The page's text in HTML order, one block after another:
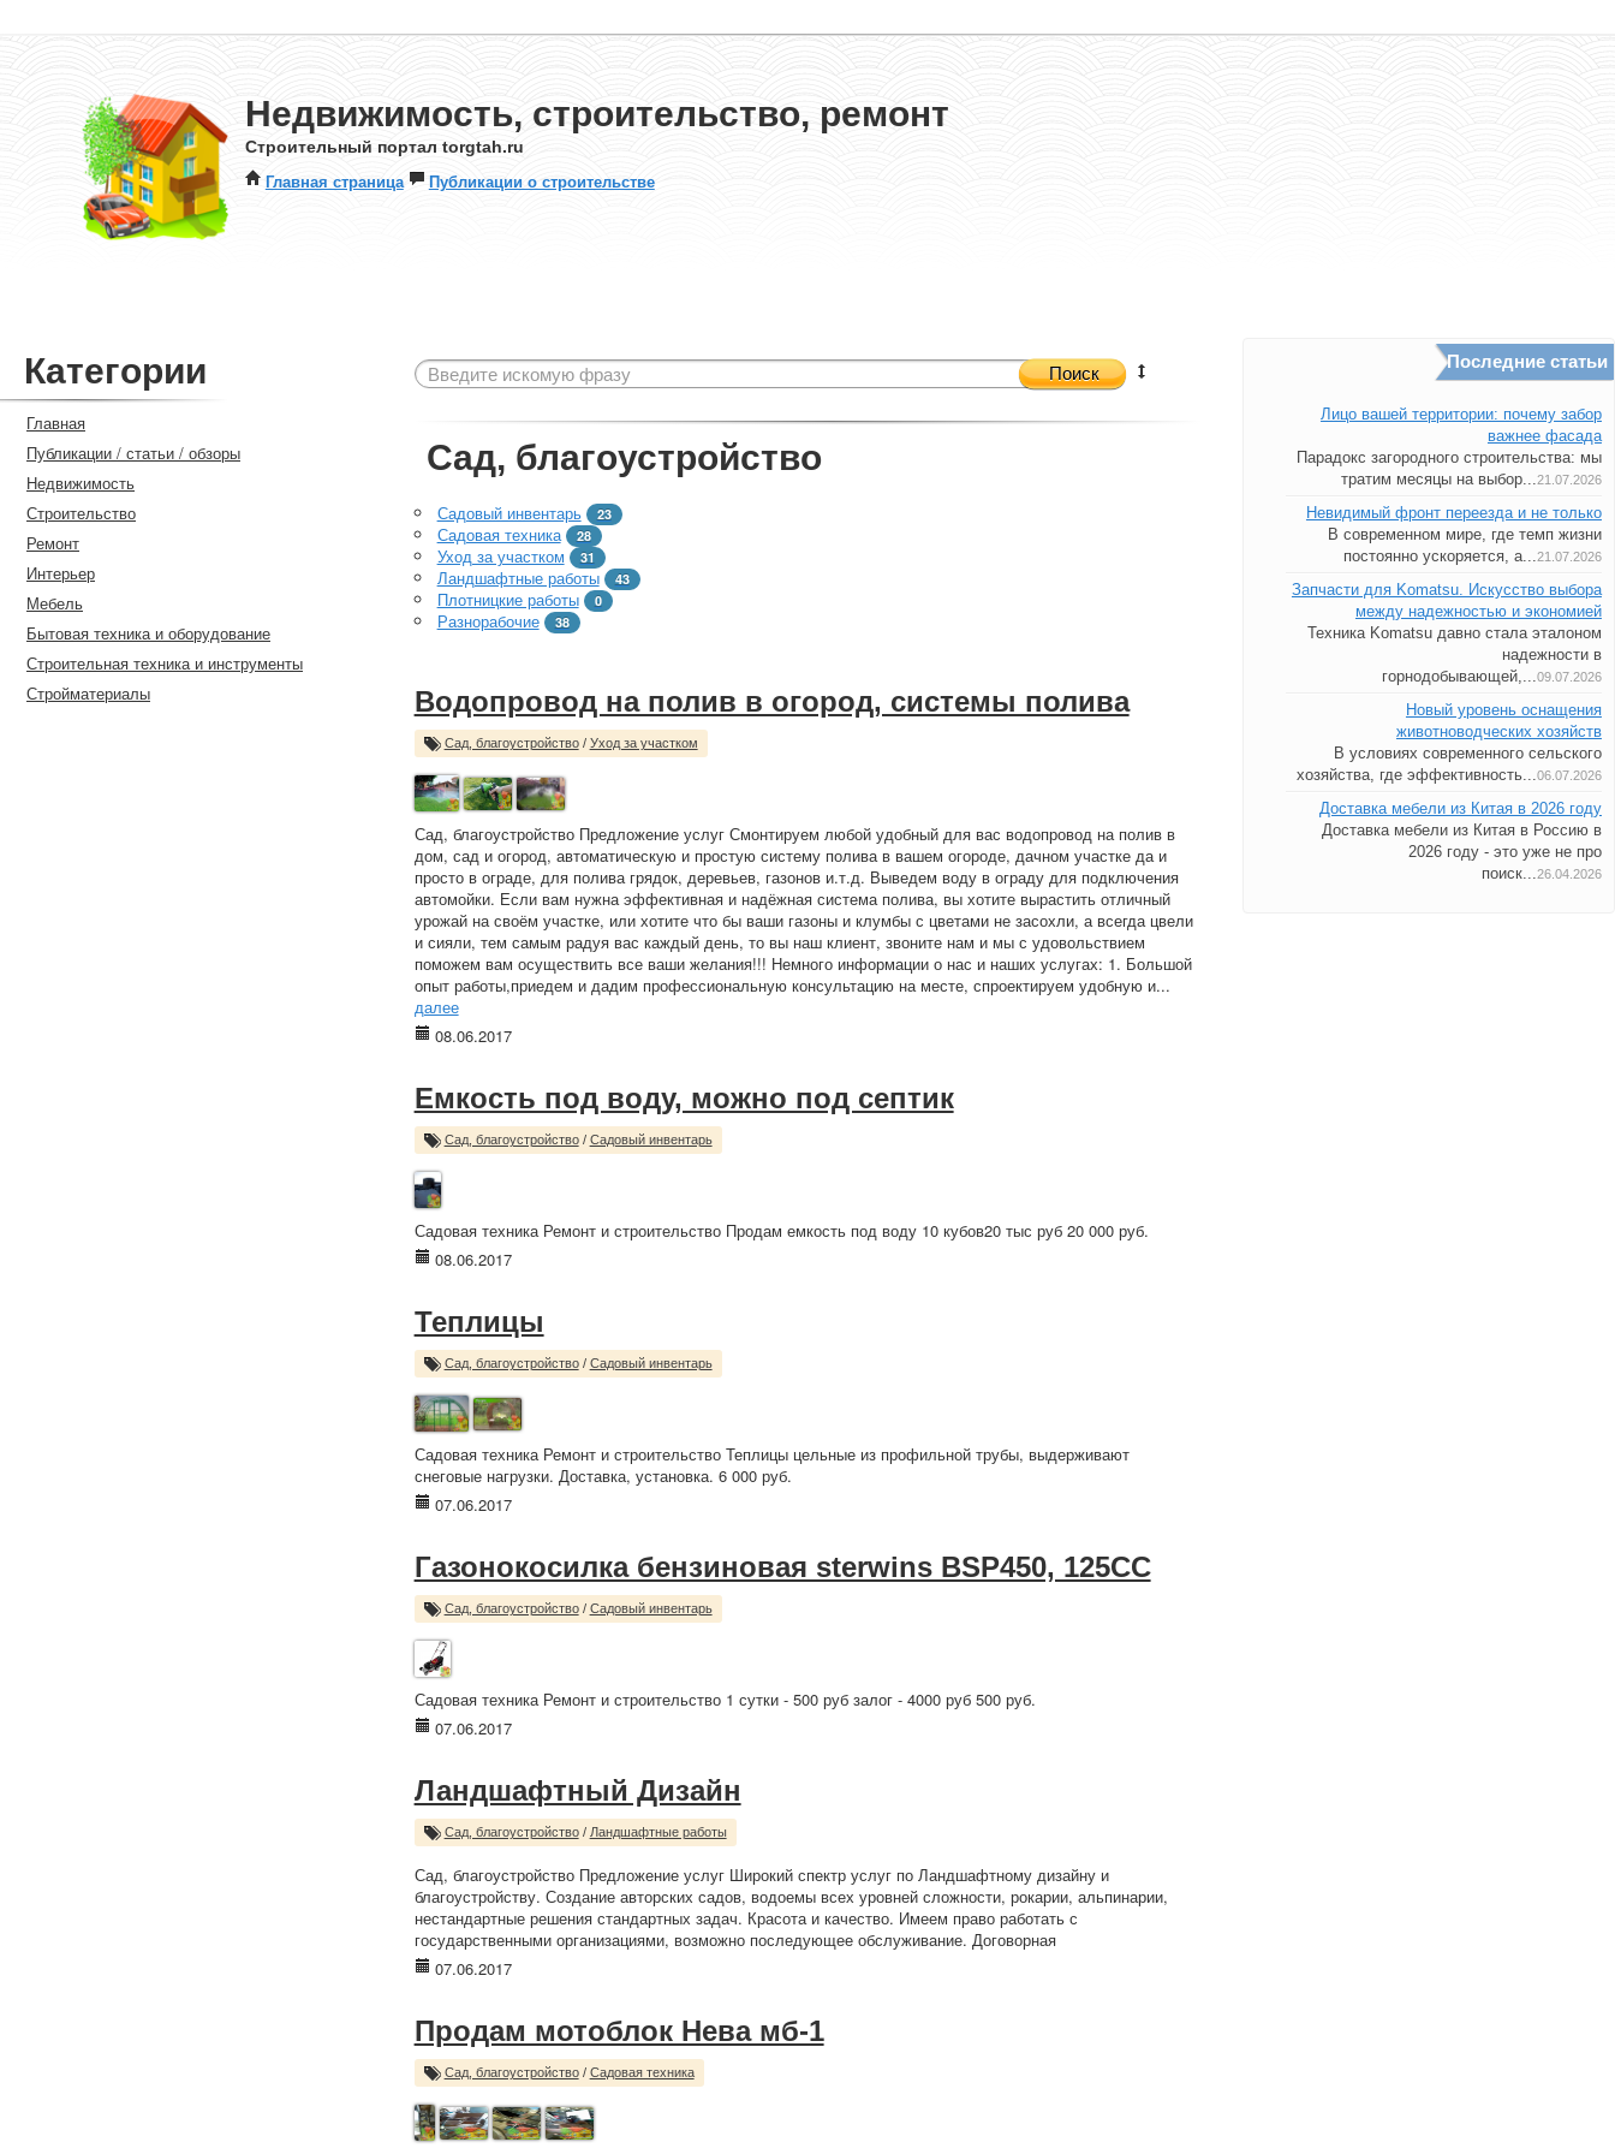
Недвижимость, строительство, ремонт
Строительный портал torgtah.ru
Главная страница Публикации о строительстве
Категории
Главная
Публикации / статьи / обзоры
Недвижимость
Строительство
Ремонт
Интерьер
Мебель
Бытовая техника и оборудование
Строительная техника и инструменты
Стройматериалы
Поиск
Сад, благоустройство
Садовый инвентарь 23
Садовая техника 28
Уход за участком 31
Ландшафтные работы 43
Плотницкие работы 0
Разнорабочие 38
Водопровод на полив в огород, системы полива
Сад, благоустройство/ Уход за участком
Сад, благоустройство Предложение услуг Смонтируем любой удобный для вас водопровод на полив в
дом, сад и огород, автоматическую и простую систему полива в вашем огороде, дачном участке да и
просто в ограде, для полива грядок, деревьев, газонов и.т.д. Выведем воду в ограду для подключения
автомойки. Если вам нужна эффективная и надёжная система полива, вы хотите вырастить отличный
урожай на своём участке, или хотите что бы ваши газоны и клумбы с цветами не засохли, а всегда цвели
и сияли, тем самым радуя вас каждый день, то вы наш клиент, звоните нам и мы с удовольствием
поможем вам осуществить все ваши желания!!! Немного информации о нас и наших услугах: 1. Большой
опыт работы,приедем и дадим профессиональную консультацию на месте, спроектируем удобную и...
далее
08.06.2017
Емкость под воду, можно под септик
Сад, благоустройство/ Садовый инвентарь
Садовая техника Ремонт и строительство Продам емкость под воду 10 кубов20 тыс руб 20 000 руб.
08.06.2017
Теплицы
Сад, благоустройство/ Садовый инвентарь
Садовая техника Ремонт и строительство Теплицы цельные из профильной трубы, выдерживают
снеговые нагрузки. Доставка, установка. 6 000 руб.
07.06.2017
Газонокосилка бензиновая sterwins BSP450, 125CC
Сад, благоустройство/ Садовый инвентарь
Садовая техника Ремонт и строительство 1 сутки - 500 руб залог - 4000 руб 500 руб.
07.06.2017
Ландшафтный Дизайн
Сад, благоустройство/ Ландшафтные работы
Сад, благоустройство Предложение услуг Широкий спектр услуг по Ландшафтному дизайну и
благоустройству. Создание авторских садов, водоемы всех уровней сложности, рокарии, альпинарии,
нестандартные решения стандартных задач. Красота и качество. Имеем право работать с
государственными организациями, возможно последующее обслуживание. Договорная
07.06.2017
Продам мотоблок Нева мб-1
Сад, благоустройство/ Садовая техника
Последние статьи
Лицо вашей территории: почему забор
важнее фасада
Парадокс загородного строительства: мы
тратим месяцы на выбор...21.07.2026
Невидимый фронт переезда и не только
В современном мире, где темп жизни
постоянно ускоряется, а...21.07.2026
Запчасти для Komatsu. Искусство выбора
между надежностью и экономией
Техника Komatsu давно стала эталоном
надежности в
горнодобывающей,...09.07.2026
Новый уровень оснащения
животноводческих хозяйств
В условиях современного сельского
хозяйства, где эффективность...06.07.2026
Доставка мебели из Китая в 2026 году
Доставка мебели из Китая в Россию в
2026 году - это уже не про
поиск...26.04.2026